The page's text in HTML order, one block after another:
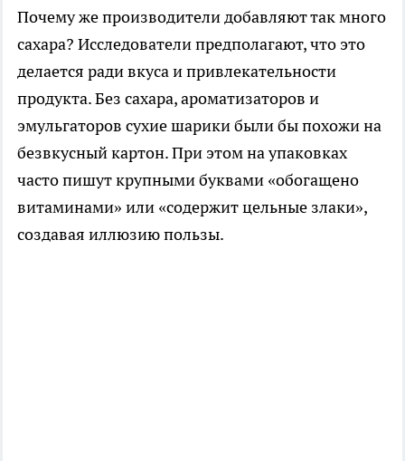
Почему же производители добавляют так много
сахара? Исследователи предполагают, что это
делается ради вкуса и привлекательности
продукта. Без сахара, ароматизаторов и
эмульгаторов сухие шарики были бы похожи на
безвкусный картон. При этом на упаковках
часто пишут крупными буквами «обогащено
витаминами» или «содержит цельные злаки»,
создавая иллюзию пользы.